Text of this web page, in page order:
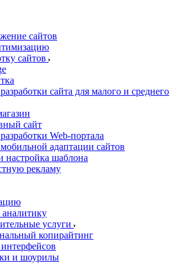
сайтов
сайтов
сайта для малого и среднего
сайт
Web-портала
адаптации сайтов
настройка шаблона
рекламу
услуги
копирайтинг
интерфейсов
и шоурилы